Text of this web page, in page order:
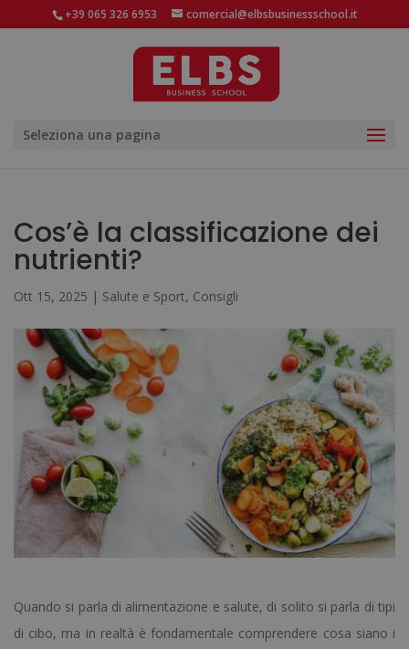
+39 065 326 6953 comercial@elbsbusinessschool.it
Seleziona una pagina
Cos’è la classificazione dei
nutrienti?
Ott 15, 2025 | Salute e Sport, Consigli
Quando si parla di alimentazione e salute, di solito si parla di tipi
di cibo, ma in realtà è fondamentale comprendere cosa siano i